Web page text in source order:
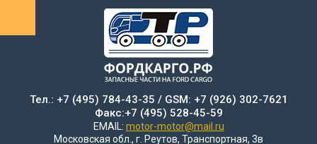
Тел.: +7 (495) 784-43-35 / GSM: +7 (926) 302-7621
Факс:+7 (495) 528-45-59
EMAIL: motor-motor@mail.ru
Московская обл., г. Реутов, Транспортная, 3в